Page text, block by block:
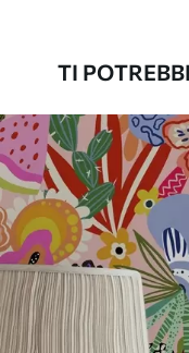
Standard
45.0027.00€/m²
Premium
56.6734.00 €/m²
Vinile Premium
65.00 .00 € /m²
TI